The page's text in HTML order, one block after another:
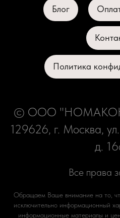
Блог
Политика
© ООО
129626, г. Москва,
д.
Все права
Обращаем Ваше внимание на то,
исключительно информационный
информационные материалы и